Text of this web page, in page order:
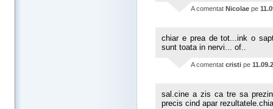
A comentat Nicolae pe
chiar e prea de tot...ink o
sunt toata in nervi... of..
A comentat cristi pe
sal.cine a zis ca tre sa
precis cind apar